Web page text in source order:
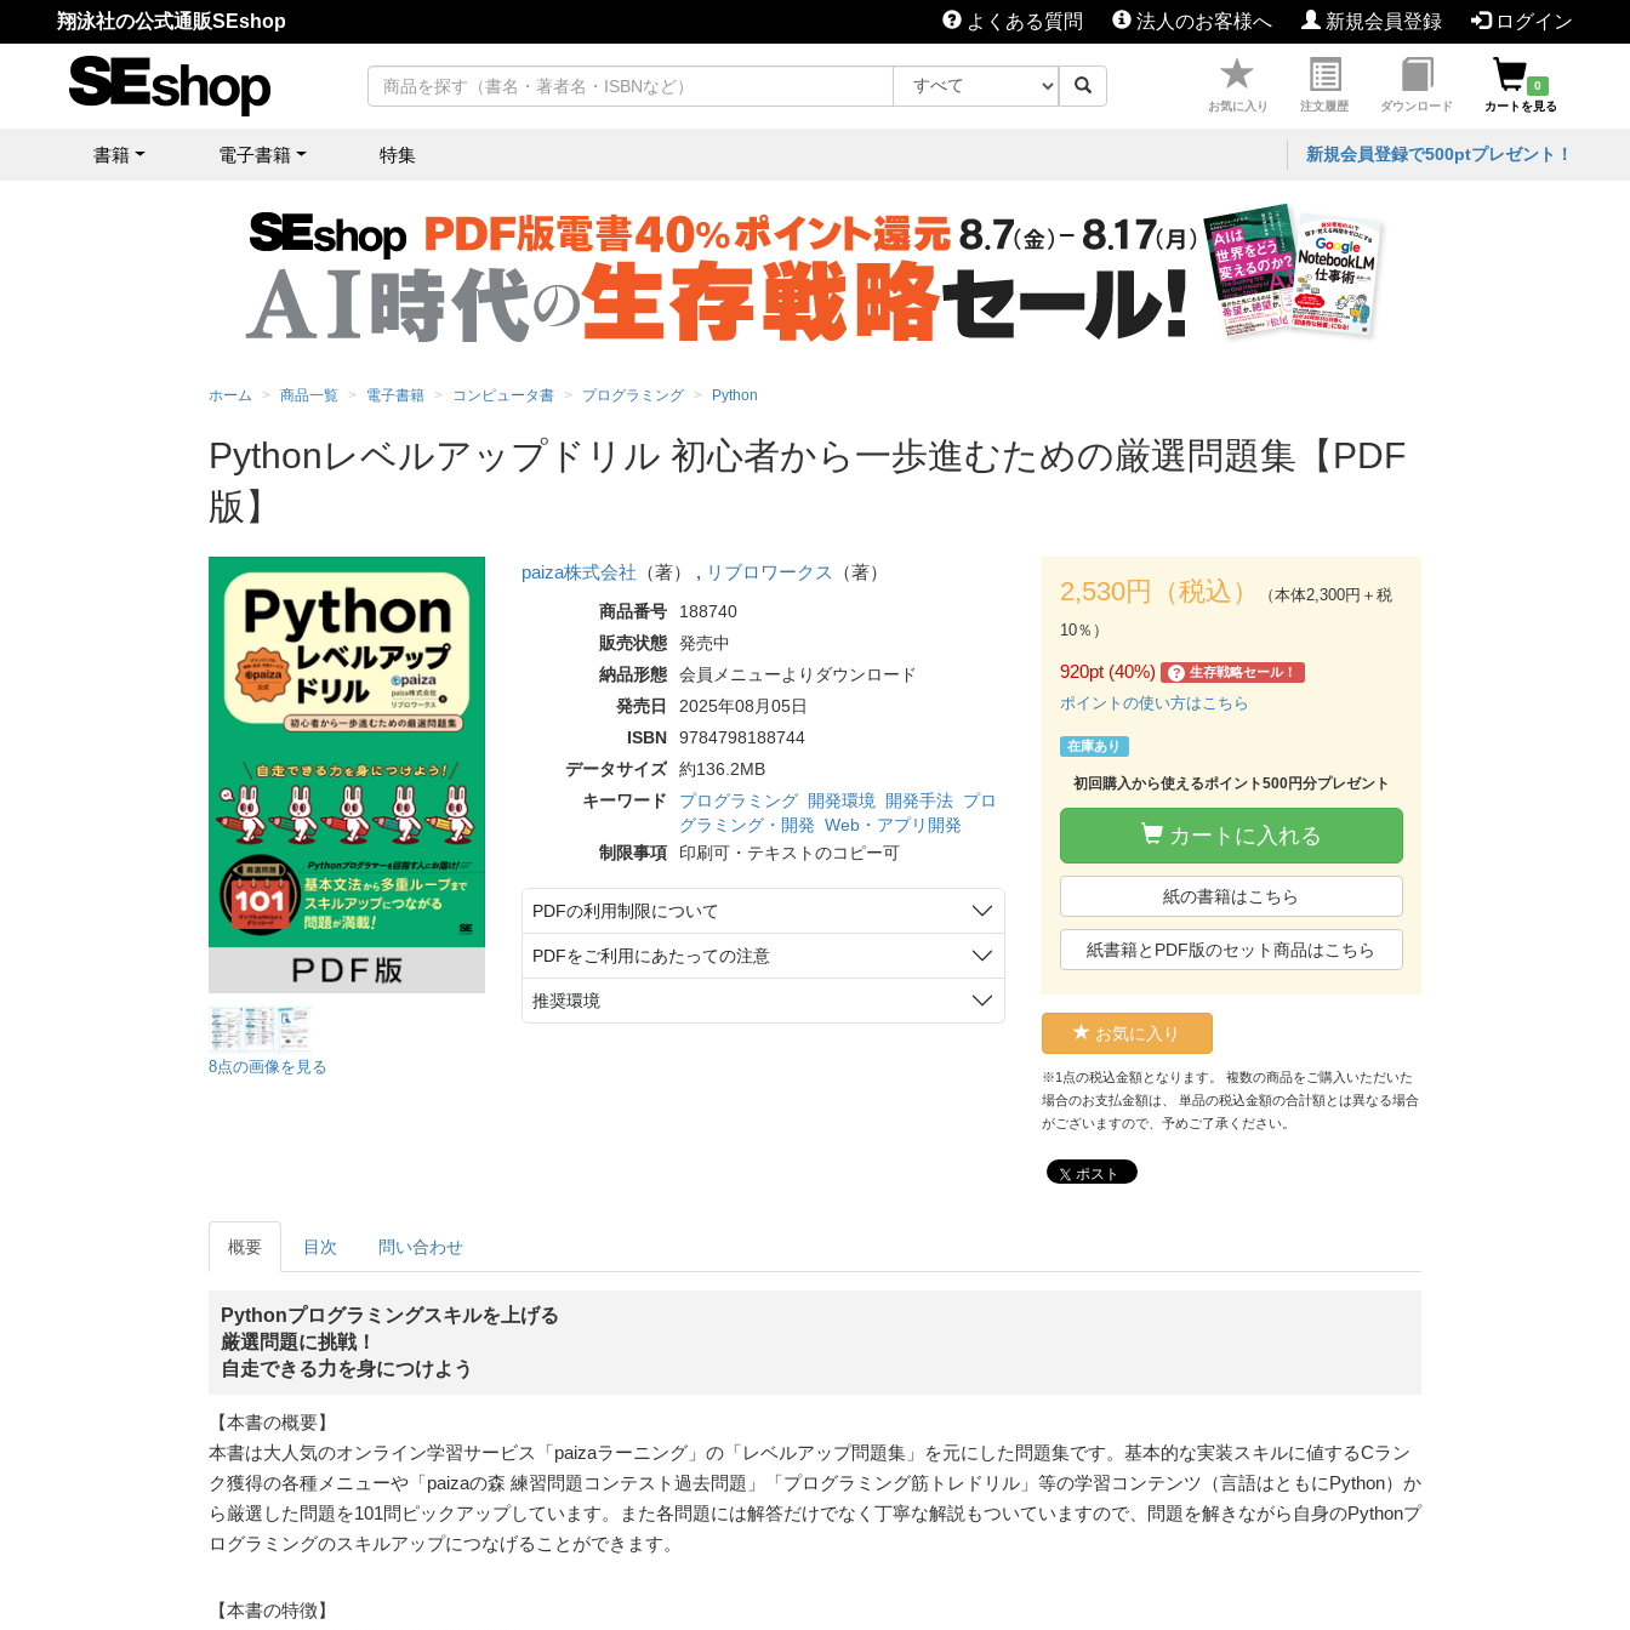
翔泳社の公式通販SEshop よくある質問 法人のお客様へ 新規会員登録 ログイン
お気に入り 注文履歴 ダウンロード
0
カートを見る
書籍 電子書籍 特集 新規会員登録で500ptプレゼント！
ホーム 商品一覧 電子書籍 コンピュータ書 プログラミング Python
Pythonレベルアップドリル 初心者から一歩進むための厳選問題集【PDF
版】
8点の画像を見る
paiza株式会社 （著） , リブロワークス （著）
商品番号
188740
販売状態
発売中
納品形態
会員メニューよりダウンロード
発売日
2025年08月05日
ISBN
9784798188744
データサイズ
約136.2MB
キーワード
プログラミング 開発環境 開発手法 プロ
グラミング・開発 Web・アプリ開発
制限事項
印刷可・テキストのコピー可
PDFの利用制限について
PDFをご利用にあたっての注意
推奨環境
2,530円（税込）
（本体2,300円＋税
10％）
920pt (40%) ? 生存戦略セール！
ポイントの使い方はこちら
在庫あり
初回購入から使えるポイント500円分プレゼント
カートに入れる
紙の書籍はこちら
紙書籍とPDF版のセット商品はこちら
お気に入り
※1点の税込金額となります。 複数の商品をご購入いただいた
場合のお支払金額は、 単品の税込金額の合計額とは異なる場合
がございますので、予めご了承ください。
ポスト
概要 目次 問い合わせ
Pythonプログラミングスキルを上げる
厳選問題に挑戦！
自走できる力を身につけよう
【本書の概要】
本書は大人気のオンライン学習サービス「paizaラーニング」の「レベルアップ問題集」を元にした問題集です。基本的な実装スキルに値するCラン
ク獲得の各種メニューや「paizaの森 練習問題コンテスト過去問題」「プログラミング筋トレドリル」等の学習コンテンツ（言語はともにPython）か
ら厳選した問題を101問ピックアップしています。また各問題には解答だけでなく丁寧な解説もついていますので、問題を解きながら自身のPythonプ
ログラミングのスキルアップにつなげることができます。
【本書の特徴】